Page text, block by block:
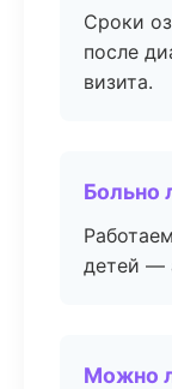
Сроки
после
визита.
Больно
детей —
Можно